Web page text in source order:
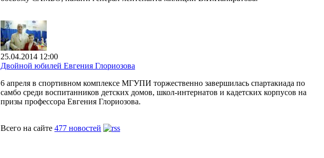
25.04.2014 12:00
Двойной юбилей Евгения Глориозова
6 апреля в спортивном комплексе МГУПИ торжественно завершилась спартакиада по
самбо среди воспитанников детских домов, школ-интернатов и кадетских корпусов на
призы профессора Евгения Глориозова.
Всего на сайте 477 новостей